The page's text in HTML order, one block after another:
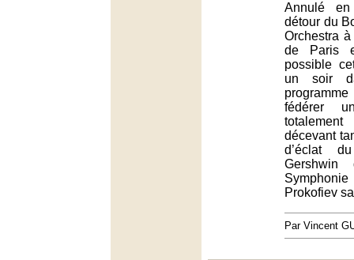
Annulé
détour du
Orchestra
de Paris
possible
un soir
fédérer
décevant
d’éclat
Prokofiev
Par Vincent